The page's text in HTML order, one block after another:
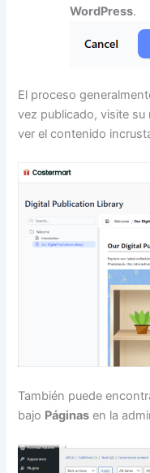
WordPress.
El proceso
vez publicado, visite su
ver el contenido
También puede
bajo Páginas en la